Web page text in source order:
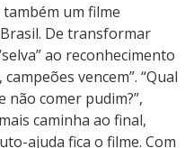
também um filme
De transformar
ao reconhecimento
vencem”. “Qual
comer pudim?”,
caminha ao final,
ajuda fica o filme. Com